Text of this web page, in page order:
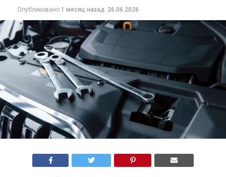
Опубликовано 1 месяц назад 26.06.2026